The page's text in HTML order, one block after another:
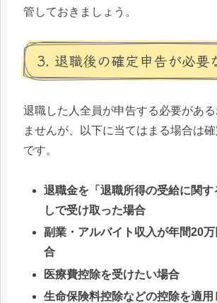
管しておきましょう。
3. 退職後の確定申告が必要
退職した人全員が申告する必要がある
ませんが、以下に当てはまる場合は
です。
退職金を「退職所得の受給に関す
しで受け取った場合
副業・アルバイト収入が年間20
合
医療費控除を受けたい場合
生命保険料控除などの控除を適用